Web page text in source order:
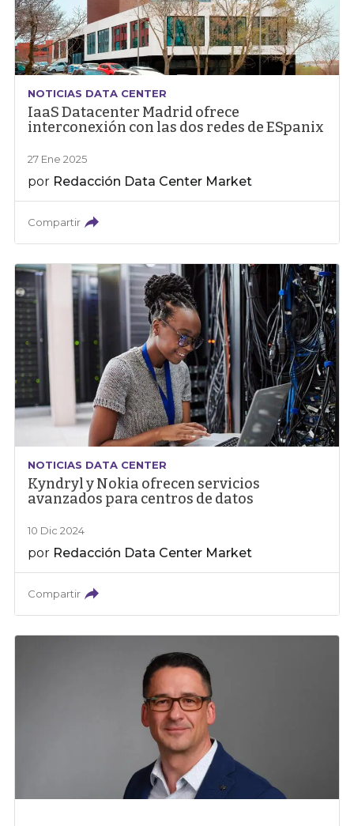
NOTICIAS DATA CENTER
IaaS Datacenter Madrid ofrece
interconexión con las dos redes de ESpanix
27 Ene 2025
por Redacción Data Center Market
Compartir
NOTICIAS DATA CENTER
Kyndryl y Nokia ofrecen servicios
avanzados para centros de datos
10 Dic 2024
por Redacción Data Center Market
Compartir